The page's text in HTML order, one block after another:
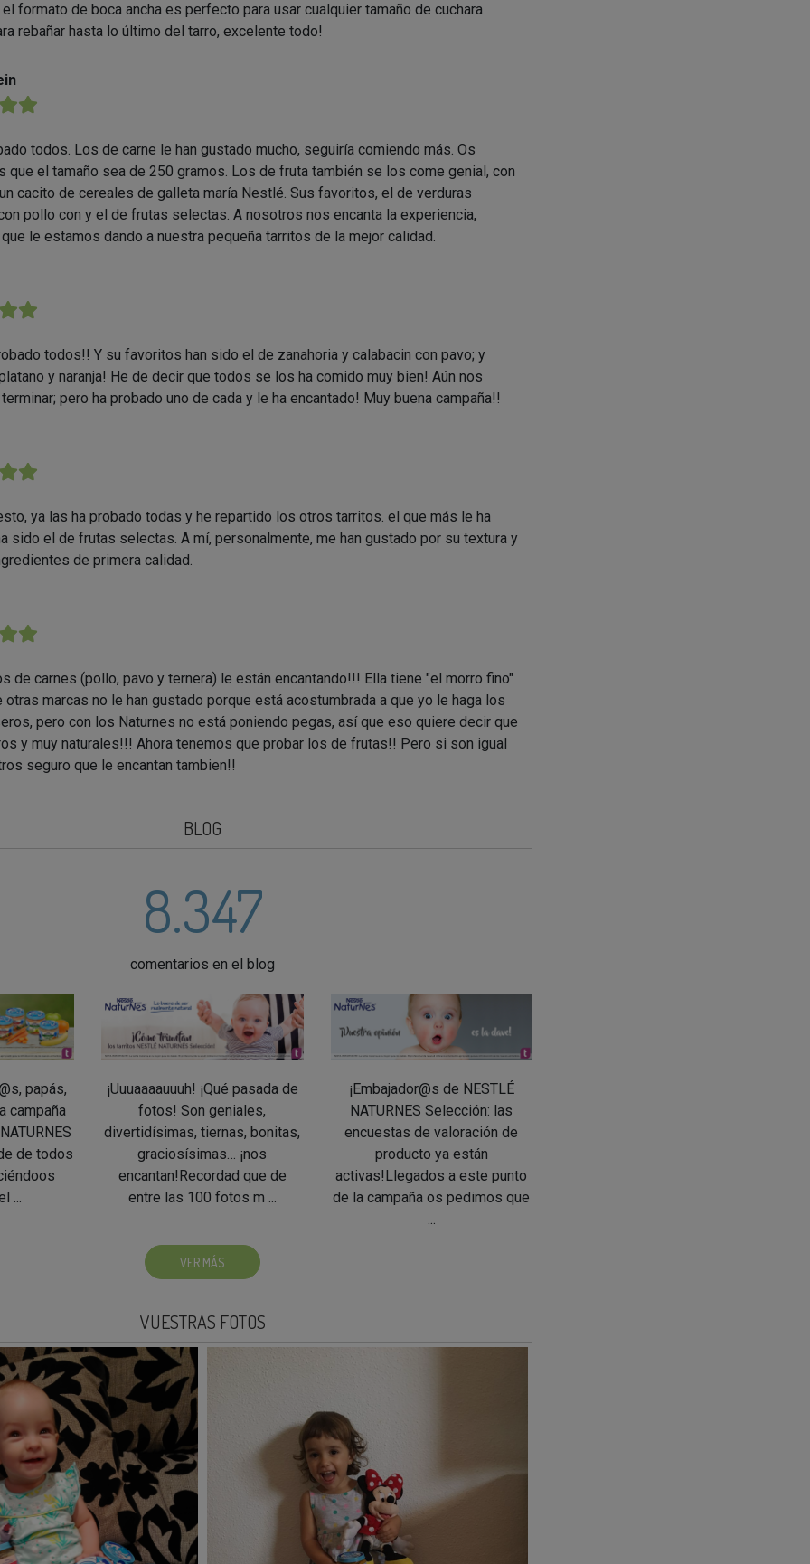
formato de boca ancha es perfecto para usar cualquier tamaño de cuchara
rebañar hasta lo último del tarro, excelente todo!
todos. Los de carne le han gustado mucho, seguiría comiendo más. Os
que el tamaño sea de 250 gramos. Los de fruta también se los come genial, con
cacito de cereales de galleta maría Nestlé. Sus favoritos, el de verduras
pollo con y el de frutas selectas. A nosotros nos encanta la experiencia,
le estamos dando a nuestra pequeña tarritos de la mejor calidad.
todos!! Y su favoritos han sido el de zanahoria y calabacin con pavo; y
y naranja! He de decir que todos se los ha comido muy bien! Aún nos
pero ha probado uno de cada y le ha encantado! Muy buena campaña!!
ya las ha probado todas y he repartido los otros tarritos. el que más le ha
sido el de frutas selectas. A mí, personalmente, me han gustado por su textura y
de primera calidad.
de carnes (pollo, pavo y ternera) le están encantando!!! Ella tiene "el morro fino"
otras marcas no le han gustado porque está acostumbrada a que yo le haga los
pero con los Naturnes no está poniendo pegas, así que eso quiere decir que
y muy naturales!!! Ahora tenemos que probar los de frutas!! Pero si son igual
seguro que le encantan tambien!!
BLOG
8.347
comentarios en el blog
papás,
campaña
de todos
...
¡Uuuaaaauuuh! ¡Qué pasada de
fotos! Son geniales,
divertidísimas, tiernas, bonitas,
graciosísimas… ¡nos
encantan!Recordad que de
entre las 100 fotos m ...
¡Embajador@s de NESTLÉ
NATURNES Selección: las
encuestas de valoración de
producto ya están
activas!Llegados a este punto
de la campaña os pedimos que
...
VER MÁS
VUESTRAS FOTOS